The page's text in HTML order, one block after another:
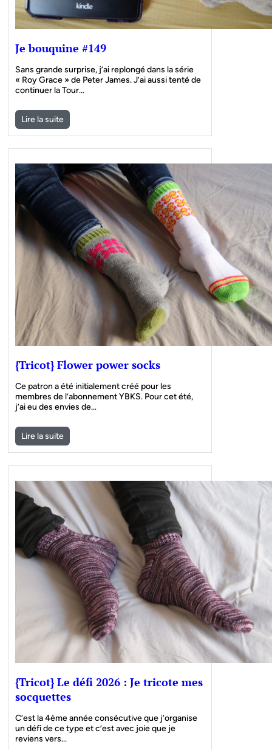
Je bouquine #149
Sans grande surprise, j’ai replongé dans la série
« Roy Grace » de Peter James. J’ai aussi tenté de
continuer la Tour…
Lire la suite
{Tricot} Flower power socks
Ce patron a été initialement créé pour les
membres de l’abonnement YBKS. Pour cet été,
j’ai eu des envies de…
Lire la suite
{Tricot} Le défi 2026 : Je tricote mes
socquettes
C’est la 4ème année consécutive que j’organise
un défi de ce type et c’est avec joie que je
reviens vers…